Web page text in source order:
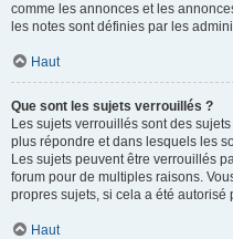
comme les annonces et les
les notes sont définies par les
Haut
Que sont les sujets verrouillés ?
Les sujets verrouillés sont des
plus répondre et dans lesquels les
Les sujets peuvent être verrouillés
forum pour de multiples raisons.
propres sujets, si cela a été autorisé
Haut